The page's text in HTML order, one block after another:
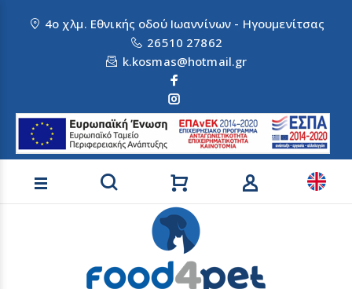
4ο χλμ. Εθνικής οδού Ιωαννίνων - Ηγουμενίτσας
26510 27862
k.kosmas@hotmail.gr
Αναζήτηση προϊόντων